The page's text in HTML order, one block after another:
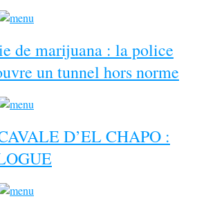
de marijuana : la police
un tunnel hors norme
D’EL CHAPO :